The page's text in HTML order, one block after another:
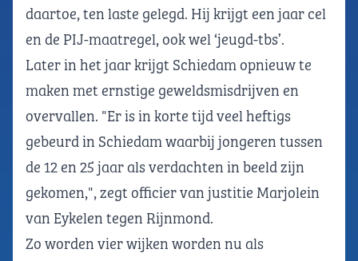
daartoe, ten laste gelegd. Hij krijgt een jaar cel
en de PIJ-maatregel, ook wel ‘jeugd-tbs’.
Later in het jaar krijgt Schiedam opnieuw te
maken met ernstige geweldsmisdrijven en
overvallen. "Er is in korte tijd veel heftigs
gebeurd in Schiedam waarbij jongeren tussen
de 12 en 25 jaar als verdachten in beeld zijn
gekomen,", zegt officier van justitie Marjolein
van Eykelen tegen Rijnmond.
Zo worden vier wijken worden nu als